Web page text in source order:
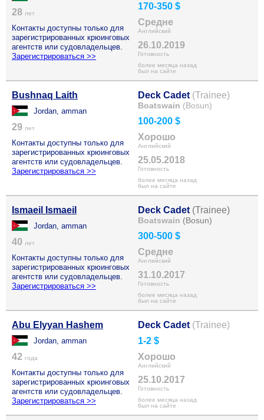
28 лет
Контакты доступны только для
зарегистрированных крюинговых
агентств или судовладельцев.
Зарегистрироваться >>
170-350 $
Средне
Английский
26.10.2019
Готовность
более месяца назад
был на сайте
Bushnaq Laith
Jordan, amman
29 лет
Контакты доступны только для
зарегистрированных крюинговых
агентств или судовладельцев.
Зарегистрироваться >>
Deck Cadet (Trainee)
Boatswain (Bosun)
100-200 $
Хорошо
Английский
25.05.2018
Готовность
более месяца назад
был на сайте
Ismaeil Ismaeil
Jordan, amman
40 лет
Контакты доступны только для
зарегистрированных крюинговых
агентств или судовладельцев.
Зарегистрироваться >>
Deck Cadet (Trainee)
Boatswain (Bosun)
300-500 $
Средне
Английский
31.10.2017
Готовность
более месяца назад
был на сайте
Abu Elyyan Hashem
Jordan, amman
42 года
Контакты доступны только для
зарегистрированных крюинговых
агентств или судовладельцев.
Зарегистрироваться >>
Deck Cadet (Trainee)
1-2 $
Хорошо
Английский
25.10.2017
Готовность
более месяца назад
был на сайте